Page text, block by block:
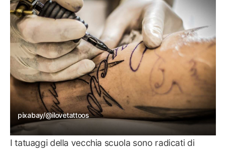
pixabay/@ilovetattoos
I tatuaggi della vecchia scuola sono radicati di